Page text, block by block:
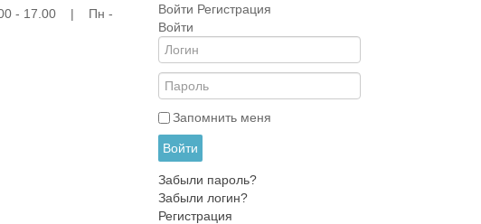
8.00 - 17.00 | Пн -
Войти Регистрация
Войти
Запомнить меня
Войти
Забыли пароль?
Забыли логин?
Регистрация